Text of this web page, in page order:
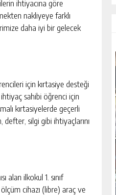
ihtiyacına göre
nakliyeye farklı
daha iyi bir gelecek
için kırtasiye desteği
sahibi öğrenci için
kırtasiyelerde geçerli
silgi gibi ihtiyaçlarını
alan ilkokul 1. sınıf
cihazı (libre) araç ve